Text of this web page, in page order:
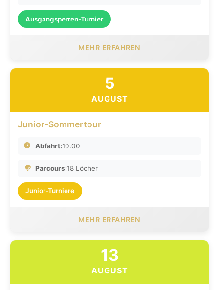
Ausgangsperren-Turnier
MEHR ERFAHREN
5
AUGUST
Junior-Sommertour
Abfahrt:10:00
Parcours:18 Löcher
Junior-Turniere
MEHR ERFAHREN
13
AUGUST